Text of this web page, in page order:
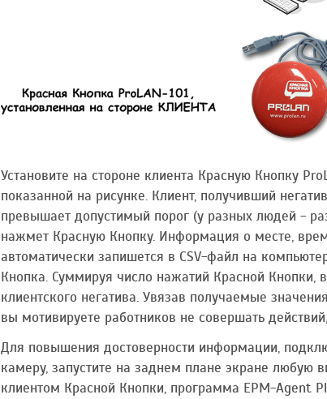
Установите на стороне клиента Красную Кнопку
показанной на рисунке. Клиент, получивший
превышает допустимый порог (у разных людей -
нажмет Красную Кнопку. Информация о месте,
автоматически запишется в CSV-файл на
Кнопка. Суммируя число нажатий Красной Кнопки,
клиентского негатива. Увязав получаемые
вы мотивируете работников не совершать
Для повышения достоверности информации,
камеру, запустите на заднем плане экране любую
клиентом Красной Кнопки, программа EPM-Agent